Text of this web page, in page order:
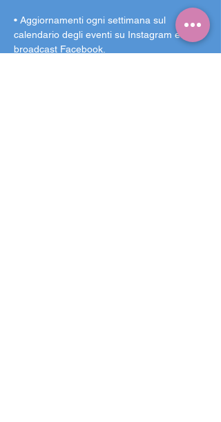
• Aggiornamenti ogni settimana sul
calendario degli eventi su Instagram e sul
broadcast Facebook.